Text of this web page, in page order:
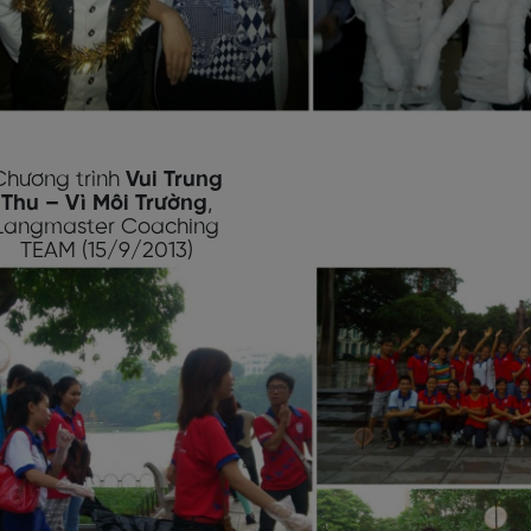
trình Vui Trung
Thu – Vì Môi Trường,
Coaching
TEAM (15/9/2013)